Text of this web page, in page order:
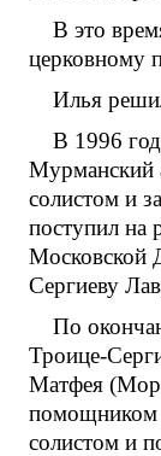
В это
церковному
Илья
В 1996
Мурманский
солистом и
поступил на
Московской
Сергиеву
По
Троице-
Матфея
помощником
солистом и